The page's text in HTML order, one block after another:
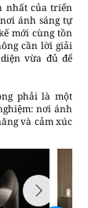
nhất của triển
ánh sáng tự
mới cùng tồn
cần lời giải
vừa đủ để
phải là một
nơi ánh
và cảm xúc